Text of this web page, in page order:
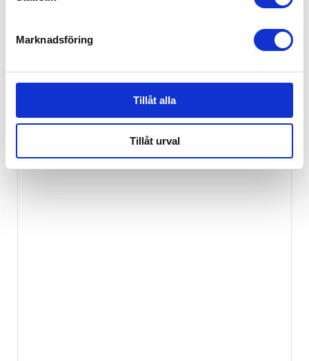
Marknadsföring
Tillåt alla
Tillåt urval